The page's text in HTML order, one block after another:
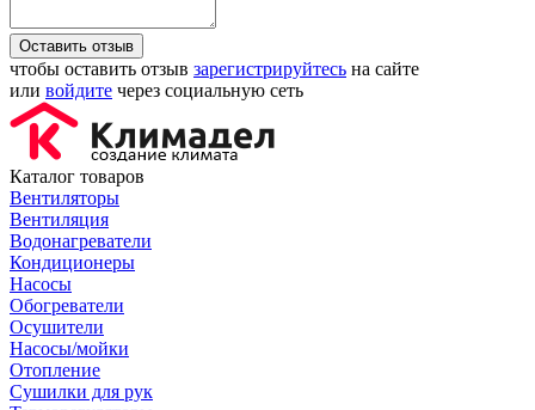
Оставить отзыв
чтобы оставить отзыв зарегистрируйтесь на сайте
или войдите через социальную сеть
Каталог товаров
Вентиляторы
Вентиляция
Водонагреватели
Кондиционеры
Насосы
Обогреватели
Осушители
Насосы/мойки
Отопление
Сушилки для рук